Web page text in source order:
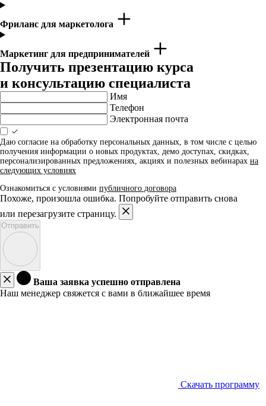
Фриланс для маркетолога
Маркетинг для предпринимателей
Получить презентацию курса
и консультацию специалиста
Имя
Телефон
Электронная почта
Даю согласие на обработку персональных данных, в том числе с целью
получения информации о новых продуктах, демо доступах, скидках,
персонализированных предложениях, акциях и полезных вебинарах на
следующих условиях
Ознакомиться с условиями публичного договора
Похоже, произошла ошибка. Попробуйте отправить снова
или перезагрузите страницу.
Отправить
Ваша заявка успешно отправлена
Наш менеджер свяжется с вами в ближайшее время
Скачать программу